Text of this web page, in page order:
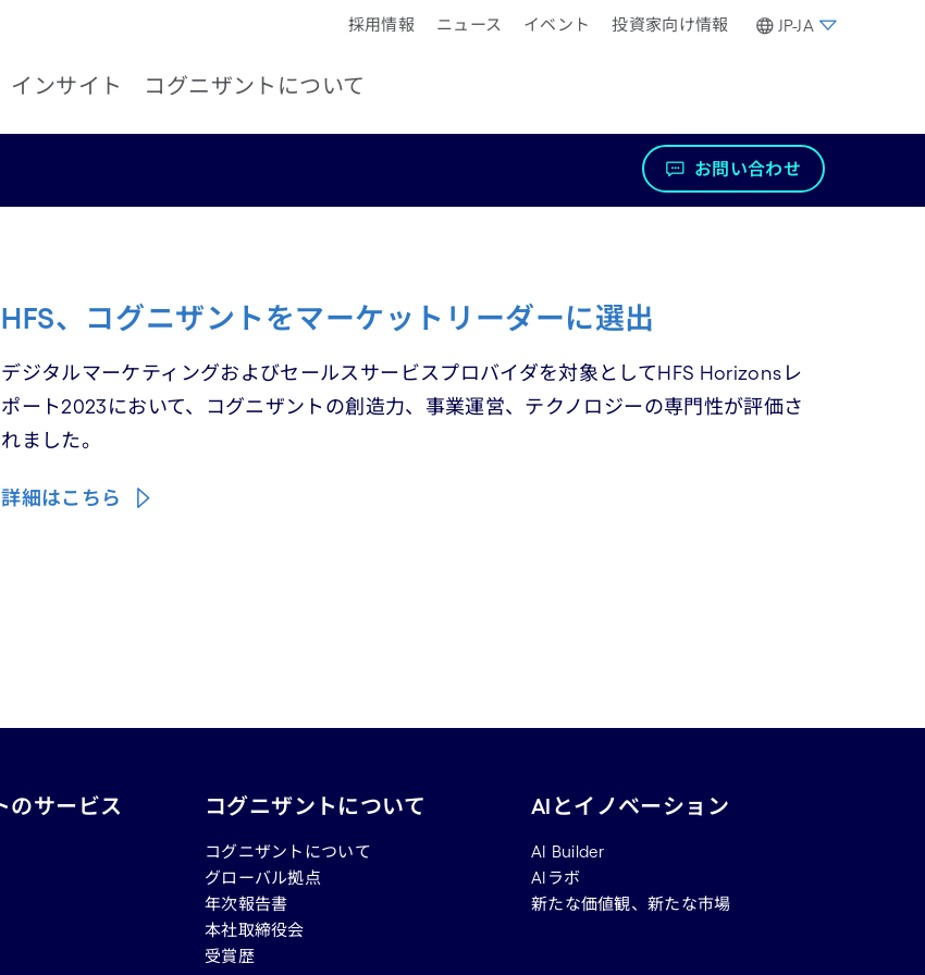
採用情報 ニュース イベント 投資家向け情報 JP-JA
インサイト コグニザントについて
お問い合わせ
HFS、コグニザントをマーケットリーダーに選出
デジタルマーケティングおよびセールスサービスプロバイダを対象としてHFS Horizonsレ
ポート2023において、コグニザントの創造力、事業運営、テクノロジーの専門性が評価さ
れました。
詳細はこちら
のサービス コグニザントについて
コグニザントについて
グローバル拠点
年次報告書
本社取締役会
受賞歴
AIとイノベーション
AI Builder
AIラボ
新たな価値観、新たな市場